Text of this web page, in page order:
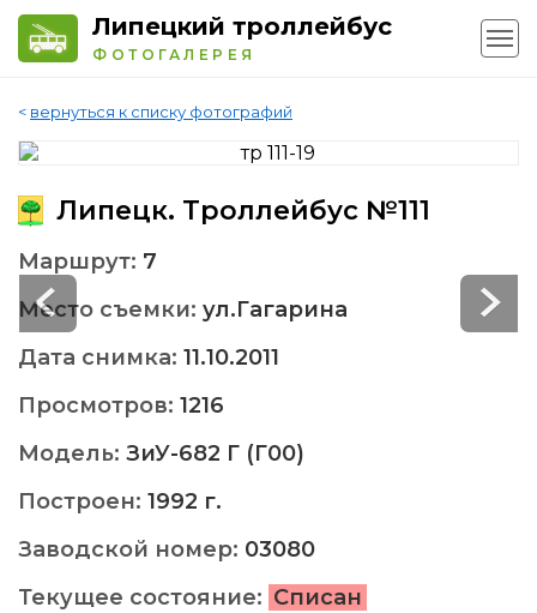
Липецкий троллейбус
ФОТОГАЛЕРЕЯ
< вернуться к списку фотографий
Липецк. Троллейбус №111
Маршрут: 7
Место съемки: ул.Гагарина
Дата снимка: 11.10.2011
Просмотров: 1216
Модель: ЗиУ-682 Г (Г00)
Построен: 1992 г.
Заводской номер: 03080
Текущее состояние: Списан